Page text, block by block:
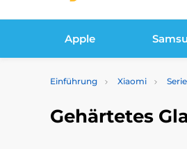
Apple
Einführung Xiaomi
Gehärtetes